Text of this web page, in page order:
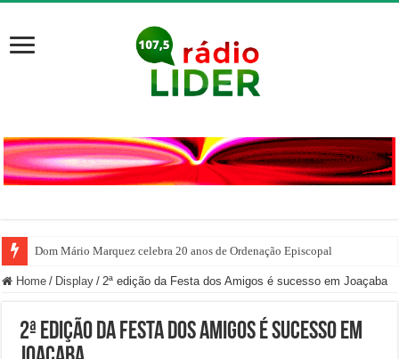
Dom Mário Marquez celebra 20 anos de Ordenação Episcopal
Home / Display / 2ª edição da Festa dos Amigos é sucesso em Joaçaba
2ª edição da Festa dos Amigos é sucesso em